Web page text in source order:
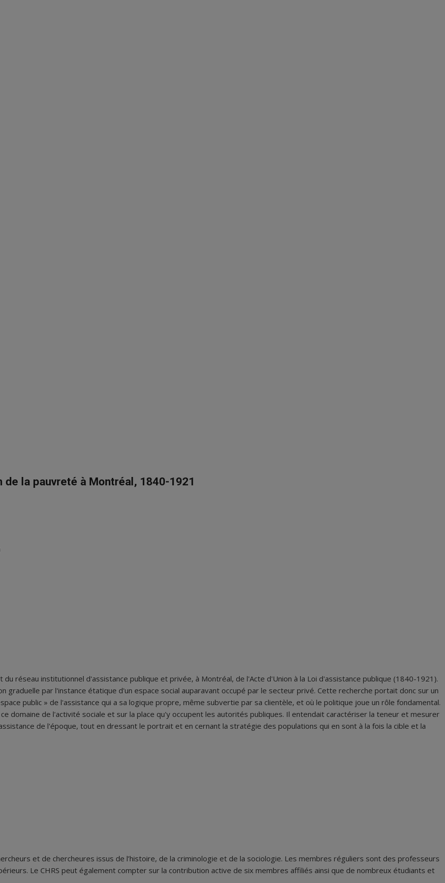
de la pauvreté à Montréal, 1840-1921
réseau institutionnel d'assistance publique et privée, à Montréal, de l'Acte d'Union à la Loi d'assistance publique (1840-1921).
par l'instance étatique d'un espace social auparavant occupé par le secteur privé. Cette recherche portait donc sur un
public » de l'assistance qui a sa logique propre, même subvertie par sa clientèle, et où le politique joue un rôle fondamental.
domaine de l'activité sociale et sur la place qu'y occupent les autorités publiques. Il entendait caractériser la teneur et mesurer
de l'époque, tout en dressant le portrait et en cernant la stratégie des populations qui en sont à la fois la cible et la
et de chercheures issus de l’histoire, de la criminologie et de la sociologie. Les membres réguliers sont des professeurs
Le CHRS peut également compter sur la contribution active de six membres affiliés ainsi que de nombreux étudiants et